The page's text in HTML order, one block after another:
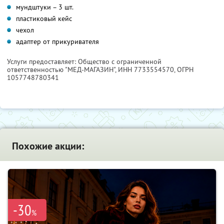
мундштуки – 3 шт.
пластиковый кейс
чехол
адаптер от прикуривателя
Услуги предоставляет: Общество с ограниченной
ответственностью "МЕД-МАГАЗИН", ИНН 7733554570, ОГРН
1057748780341
Похожие акции:
-30%